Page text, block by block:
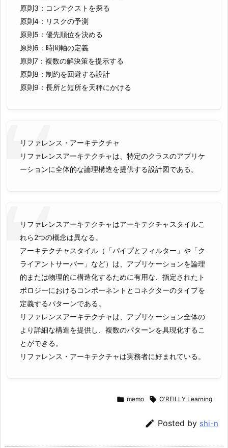
原則3：コンテクストを探る
原則4：リスクの予測
原則5：優先順位を決める
原則6：時間軸の定義
原則7：複数の解決策を提示する
原則8：制約を回避する設計
原則9：長所と短所を天秤にかける
リファレンス・アーキテクチャ
リファレンスアーキテクチャは、特定のクラスのアプリケ
ーションに全体的な論理構造を提供する設計図である。
リファレンスアーキテクチャはアーキテクチャスタイルこ
れら2つの概念は異なる。
アーキテクチャスタイル（「パイプとフィルター」や「ク
ライアントサーバー」など）は、アプリケーションを論理
的または物理的に構造化するために有用な、指定されたト
ポロジーにおけるコンポーネントとコネクターのタイプを
定義するパターンである。
リファレンスアーキテクチャは、アプリケーション全体の
より詳細な構造を提供し、複数のパターンを具現化するこ
とができる。
リファレンス・アーキテクチャは実務者に好まれている。
 memo  O'REILLY Learning
 Posted by shi-n